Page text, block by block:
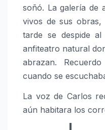
soñó. La galería de
vivos de sus
tarde se despide
anfiteatro natural
abrazan.
cuando se
La voz de Carlos
aún habitara los